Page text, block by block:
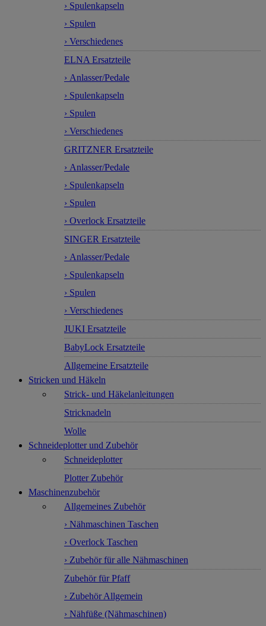
› Spulenkapseln
› Spulen
› Verschiedenes
ELNA Ersatzteile
› Anlasser/Pedale
› Spulenkapseln
› Spulen
› Verschiedenes
GRITZNER Ersatzteile
› Anlasser/Pedale
› Spulenkapseln
› Spulen
› Overlock Ersatzteile
SINGER Ersatzteile
› Anlasser/Pedale
› Spulenkapseln
› Spulen
› Verschiedenes
JUKI Ersatzteile
BabyLock Ersatzteile
Allgemeine Ersatzteile
Stricken und Häkeln
Strick- und Häkelanleitungen
Stricknadeln
Wolle
Schneideplotter und Zubehör
Schneideplotter
Plotter Zubehör
Maschinenzubehör
Allgemeines Zubehör
› Nähmaschinen Taschen
› Overlock Taschen
› Zubehör für alle Nähmaschinen
Zubehör für Pfaff
› Zubehör Allgemein
› Nähfüße (Nähmaschinen)